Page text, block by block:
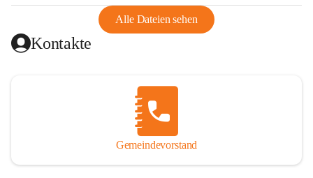
Aus diesem Grund war die Bevölkerung dazu gezwungen,
Schmuggel zu betreiben. Es kam oft zu nächtlichen
Überfällen und Schießereien. Erst mit dem Anschluss des
wirtschaftlich ging es bergauf. Dieser Aufschwung endete
1926. Es folgten Arbeitslosigkeit, Preissteigerung und
Unanbringlichkeit von Produkten. Daher wurde der
Anschluss an das Deutsche Reich begrüßt. Als der Zweite
Weltkrieg ausbrach, schwang die Stimmung um. Es starben
26 Männer an der Front, weitere 16 werden vermisst.
Alle Dateien sehen
Kontakte
Gemeindevorstand